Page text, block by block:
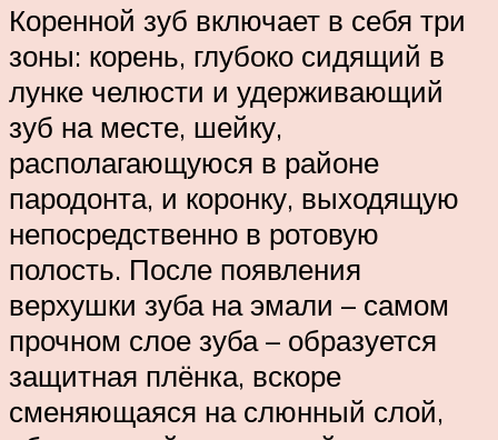
Коренной зуб включает в себя три
зоны: корень, глубоко сидящий в
лунке челюсти и удерживающий
зуб на месте, шейку,
располагающуюся в районе
пародонта, и коронку, выходящую
непосредственно в ротовую
полость. После появления
верхушки зуба на эмали – самом
прочном слое зуба – образуется
защитная плёнка, вскоре
сменяющаяся на слюнный слой,